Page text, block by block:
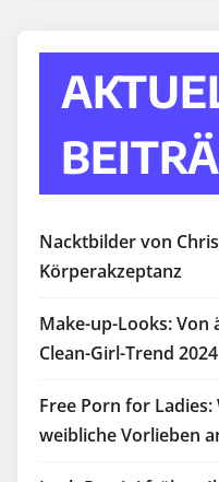
Nacktbilder von
Körperakzeptanz
Make-up-Looks: Von
Clean-Girl-Trend 2024
Free Porn for Ladies:
weibliche Vorlieben